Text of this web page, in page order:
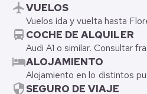
flightVUELOS
Vuelos ida y vuelta hasta
directions_bus COCHE DE ALQUILER
Audi A1 o similar. Consultar
hotelALOJAMIENTO
Alojamiento en lo distintos
securitySEGURO DE VIAJE